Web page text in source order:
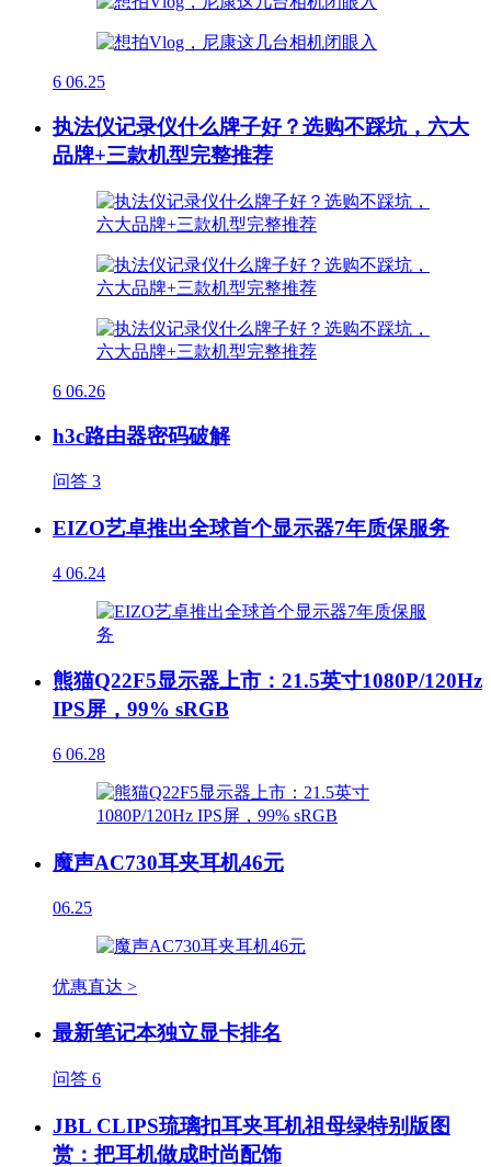
6 06.25
执法仪记录仪什么牌子好？选购不踩坑，六大
品牌+三款机型完整推荐
6 06.26
h3c路由器密码破解
问答 3
EIZO艺卓推出全球首个显示器7年质保服务
4 06.24
熊猫Q22F5显示器上市：21.5英寸1080P/120Hz
IPS屏，99% sRGB
6 06.28
魔声AC730耳夹耳机46元
06.25
优惠直达 >
最新笔记本独立显卡排名
问答 6
JBL CLIPS琉璃扣耳夹耳机祖母绿特别版图
赏：把耳机做成时尚配饰